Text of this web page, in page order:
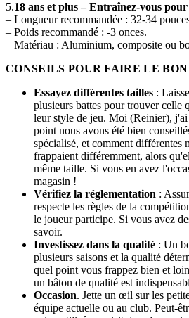
5.18 ans et plus – Entraînez-vous
– Longueur recommandée : 32-34
– Poids recommandé : -3 onces.
– Matériau : Aluminium, composite ou
CONSEILS POUR FAIRE LE
Essayez différentes tailles :
plusieurs battes pour trouver celle
leur style de jeu. Moi (Reinier),
point nous avons été bien
spécialisé, et comment différentes
frappaient différemment, alors
même taille. Si vous en avez
magasin !
Vérifiez la réglementation :
respecte les règles de la
le joueur participe. Si vous avez
savoir.
Investissez dans la qualité : Un
plusieurs saisons et la qualité
quel point vous frappez bien et
un bâton de qualité est
Occasion. Jette un œil sur les
équipe actuelle ou au club. Peut-